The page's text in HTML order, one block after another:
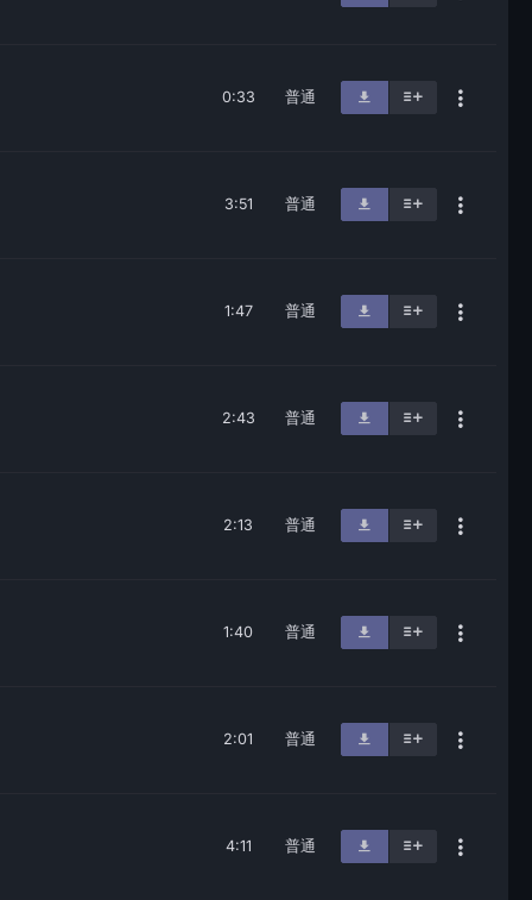
0:33 普通
3:51 普通
1:47 普通
2:43 普通
2:13 普通
1:40 普通
2:01 普通
4:11 普通